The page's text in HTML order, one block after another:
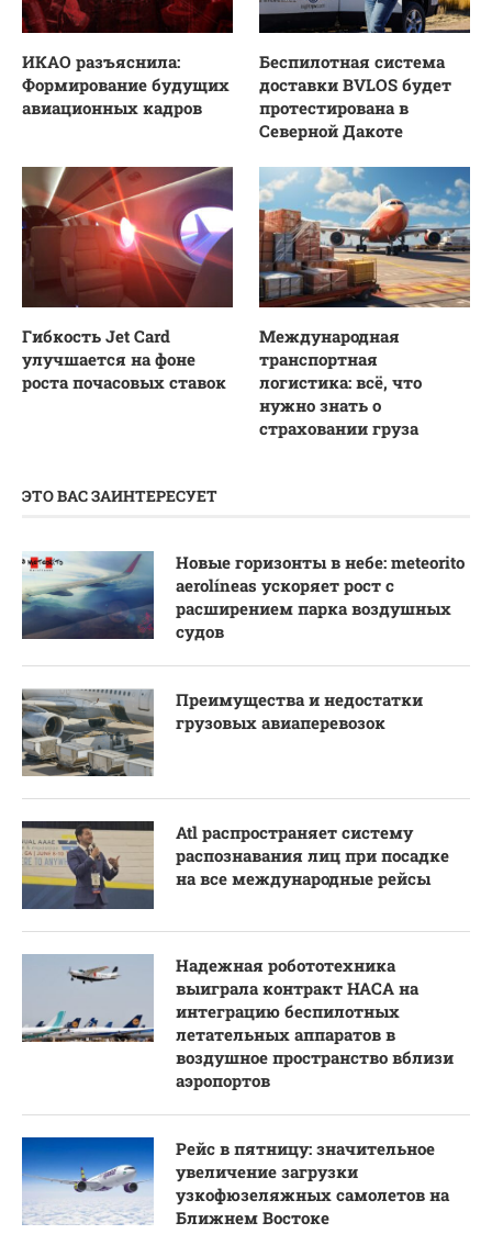
ИКАО разъяснила:
Формирование будущих
авиационных кадров
Беспилотная система
доставки BVLOS будет
протестирована в
Северной Дакоте
Гибкость Jet Card
улучшается на фоне
роста почасовых ставок
Международная
транспортная
логистика: всё, что
нужно знать о
страховании груза
ЭТО ВАС ЗАИНТЕРЕСУЕТ
Новые горизонты в небе: meteorito
aerolíneas ускоряет рост с
расширением парка воздушных
судов
Преимущества и недостатки
грузовых авиаперевозок
Atl распространяет систему
распознавания лиц при посадке
на все международные рейсы
Надежная робототехника
выиграла контракт НАСА на
интеграцию беспилотных
летательных аппаратов в
воздушное пространство вблизи
аэропортов
Рейс в пятницу: значительное
увеличение загрузки
узкофюзеляжных самолетов на
Ближнем Востоке